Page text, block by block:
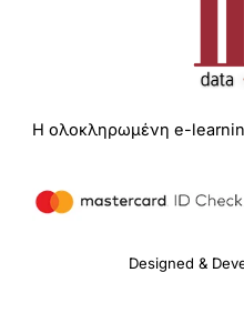
Η ολοκληρωμένη e-
Designed &